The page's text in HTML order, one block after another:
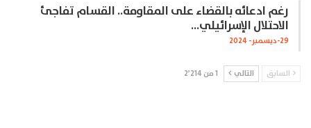
رغم ادعائه بالقضاء على المقاومة.. القسام تفاجئ
الاحتلال الإسرائيلي…
29-ديسمبر- 2024
السابق التالي 1 من 2٬214